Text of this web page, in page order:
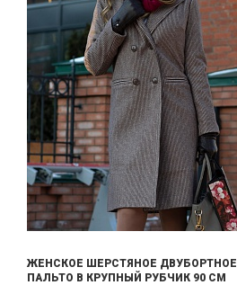
ЖЕНСКОЕ ШЕРСТЯНОЕ ДВУБОРТНОЕ
ПАЛЬТО В КРУПНЫЙ РУБЧИК 90 СМ